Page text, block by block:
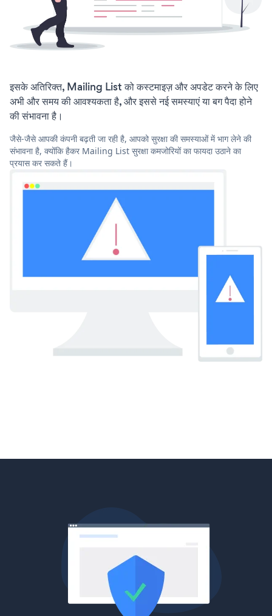
इसके अतिरिक्त, Mailing List को कस्टमाइज़ और अपडेट करने के लिए
अभी और समय की आवश्यकता है, और इससे नई समस्याएं या बग पैदा होने
की संभावना है।
जैसे-जैसे आपकी कंपनी बढ़ती जा रही है, आपको सुरक्षा की समस्याओं में भाग लेने की
संभावना है, क्योंकि हैकर Mailing List सुरक्षा कमजोरियों का फायदा उठाने का
प्रयास कर सकते हैं।